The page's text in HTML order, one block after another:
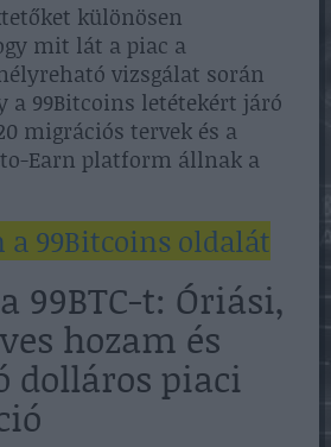
különösen
mit lát a piac a
vizsgálat során
a 99Bitcoins letétekért járó
migrációs tervek és a
Earn platform állnak a
a 99Bitcoins oldalát
99BTC-t: Óriási,
hozam és
dolláros piaci